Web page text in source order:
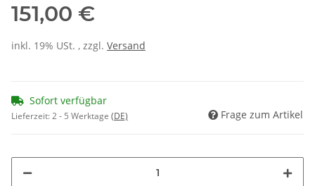
151,00 €
inkl. 19% USt. , zzgl. Versand
Sofort verfügbar
Lieferzeit:2 - 5 Werktage (DE) Frage zum Artikel